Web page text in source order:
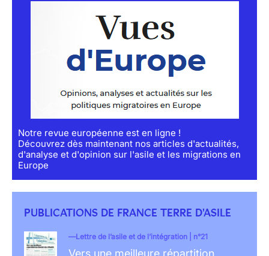
Notre revue européenne est en ligne !
Découvrez dès maintenant nos articles d'actualités,
d'analyse et d'opinion sur l'asile et les migrations en
Europe
PUBLICATIONS DE FRANCE TERRE D'ASILE
Lettre de l’asile et de l’intégration | n°21
Vers une meilleure répartition